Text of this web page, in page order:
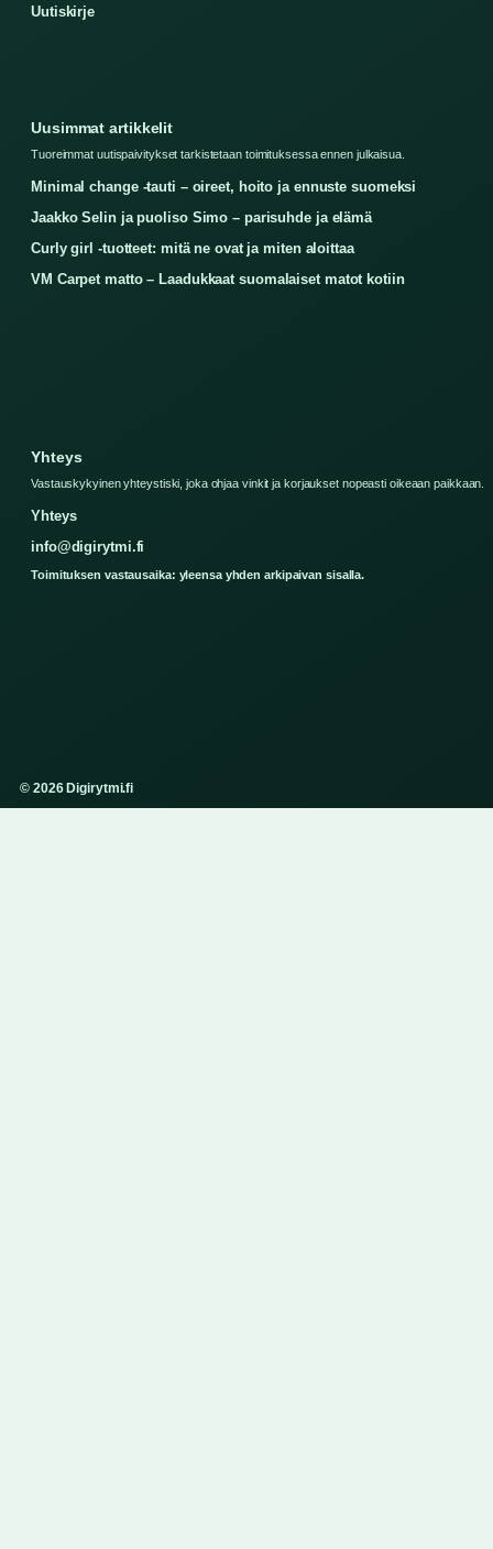
Uutiskirje
Uusimmat artikkelit
Tuoreimmat uutispaivitykset tarkistetaan toimituksessa ennen julkaisua.
Minimal change -tauti – oireet, hoito ja ennuste suomeksi
Jaakko Selin ja puoliso Simo – parisuhde ja elämä
Curly girl -tuotteet: mitä ne ovat ja miten aloittaa
VM Carpet matto – Laadukkaat suomalaiset matot kotiin
Yhteys
Vastauskykyinen yhteystiski, joka ohjaa vinkit ja korjaukset nopeasti oikeaan paikkaan.
Yhteys
info@digirytmi.fi
Toimituksen vastausaika: yleensa yhden arkipaivan sisalla.
© 2026 Digirytmi.fi